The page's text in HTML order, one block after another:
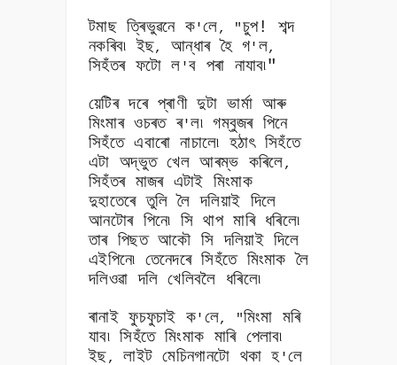
টমাছ ত্ৰিভুৱনে ক'লে, "চুপ! শব্দ
নকৰিব৷ ইছ,আন্ধাৰ হৈ গ' ল,
সিহঁতৰ ফটো ল 'ব পৰা নাযাব৷"
য়েটিৰ দৰে প্ৰাণী দুটা ভাৰ্মা আৰু
মিংমাৰ ওচৰত ৰ'ল৷ গম্বুজৰ পিনে
সিহঁতে এবাৰো নাচালে৷ হঠাৎ সিহঁতে
এটা অদ্ভুত খেল আৰম্ভ কৰিলে,
সিহঁতৰ মাজৰ এটাই মিংমাক
দুহাতেৰে তুলি লৈ দলিয়াই দিলে
আনটোৰ পিনে৷ সি থাপ মাৰি ধৰিলে৷
তাৰ পিছত আকৌ সি দলিয়াই দিলে
এইপিনে৷ তেনেদৰে সিহঁতে মিংমাক লৈ
দলিওৱা দলি খেলিবলৈ ধৰিলে৷
ৰানাই ফুচফুচাই ক' লে, "মিংমা মৰি
যাব৷ সিহঁতে মিংমাক মাৰি পেলাব৷
ইছ,লাইট মেচিনগানটো থকা হ'লে